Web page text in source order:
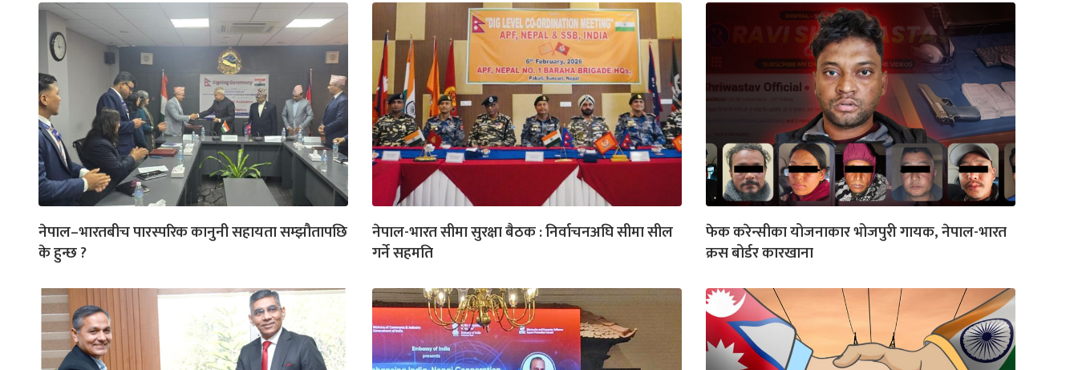
नेपाल–भारतबीच पारस्परिक कानुनी सहायता सम्झौतापछि
के हुन्छ ?
नेपाल-भारत सीमा सुरक्षा बैठक : निर्वाचनअघि सीमा सील
गर्ने सहमति
फेक करेन्सीका योजनाकार भोजपुरी गायक, नेपाल-भारत
क्रस बोर्डर कारखाना